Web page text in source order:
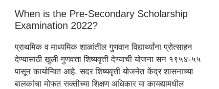
When is the Pre-Secondary Scholarship
Examination 2022?
प्राथमिक व माध्यमिक शाळांतील गुणवान विद्यार्थ्‍यांना प्रोत्साहन
देण्यासाठी खुली गुणवत्ता शिष्यवृत्ती देण्याची योजना सन १९५४-५५
पासून कार्यान्वित आहे. सदर शिष्यवृत्ती योजनेत केंद्र शासनाच्या
बालकांचा मोफत सक्तीच्या शिक्षण अधिकार या कायद्यामधील